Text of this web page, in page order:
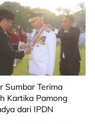
Sumbar Terima
Kartika Pamong
dari IPDN